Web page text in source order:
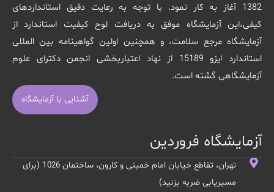
1382 آغاز به کار نمود. با توجه به رعایت دقیق استانداردهای
کیفی،این آزمایشگاه موفق به دریافت لوح کیفیت استاندارد از
آزمایشگاه مرجع سلامت، و همچنین اولین گواهینامه بین المللی
استاندارد ایزو 15189 از نهاد اعتباربخشی انجمن دکترای علوم
آزمایشگاهی گشته است.
آشنایی با آزمایشگاه
آزمایشگاه فروردین
تهران، تقاطع خیابان امام خمینی و کارون، ساختمان 1026 (برای
مسیریابی ضربه بزنید)